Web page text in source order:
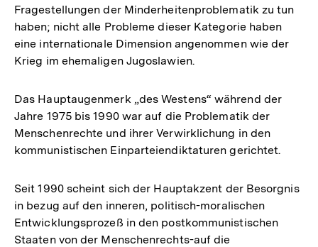
Fragestellungen der Minderheitenproblematik zu tun
haben; nicht alle Probleme dieser Kategorie haben
eine internationale Dimension angenommen wie der
Krieg im ehemaligen Jugoslawien.
Das Hauptaugenmerk „des Westens“ während der
Jahre 1975 bis 1990 war auf die Problematik der
Menschenrechte und ihrer Verwirklichung in den
kommunistischen Einparteiendiktaturen gerichtet.
Seit 1990 scheint sich der Hauptakzent der Besorgnis
in bezug auf den inneren, politisch-moralischen
Entwicklungsprozeß in den postkommunistischen
Staaten von der Menschenrechts-auf die